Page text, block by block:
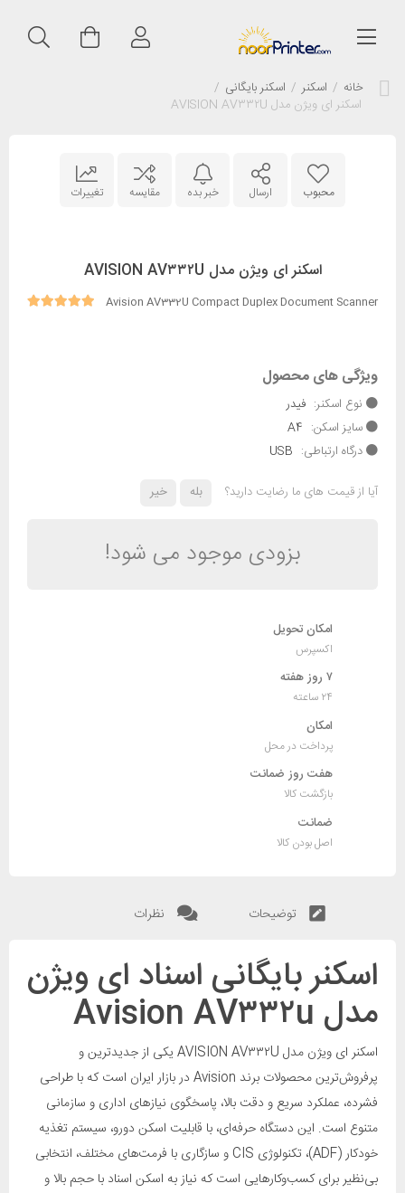
خانه / اسکنر / اسکنر بایگانی /
اسکنر ای ویژن مدل AVISION AV۳۳۲U
محبوب ارسال خبر بده مقایسه تغییرات
اسکنر ای ویژن مدل AVISION AV۳۳۲U
Avision AV332U Compact Duplex Document Scanner
ویژگی های محصول
نوع اسکنر: فیدر
سایز اسکن:
درگاه ارتباطی:
آیا از قیمت های ما رضایت دارید؟ بله خیر
بزودی موجود می شود!
امکان تحویل
اکسپرس
۷ روز هفته
۲۴ ساعته
امکان
پرداخت در محل
هفت روز ضمانت
بازگشت کالا
ضمانت
اصل بودن کالا
توضیحات نظرات
اسکنر بایگانی اسناد ای ویژن
مدل Avision AV۳۳۲u
اسکنر ای ویژن مدل AVISION AV۳۳۲U یکی از جدیدترین و
پرفروش‌ترین محصولات برند Avision در بازار ایران است که با طراحی
فشرده، عملکرد سریع و دقت بالا، پاسخگوی نیازهای اداری و سازمانی
متنوع است. این دستگاه حرفه‌ای، با قابلیت اسکن دورو، سیستم تغذیه
خودکار (ADF)، تکنولوژی CIS و سازگاری با فرمت‌های مختلف، انتخابی
بی‌نظیر برای کسب‌وکارهایی است که نیاز به اسکن اسناد با حجم بالا و